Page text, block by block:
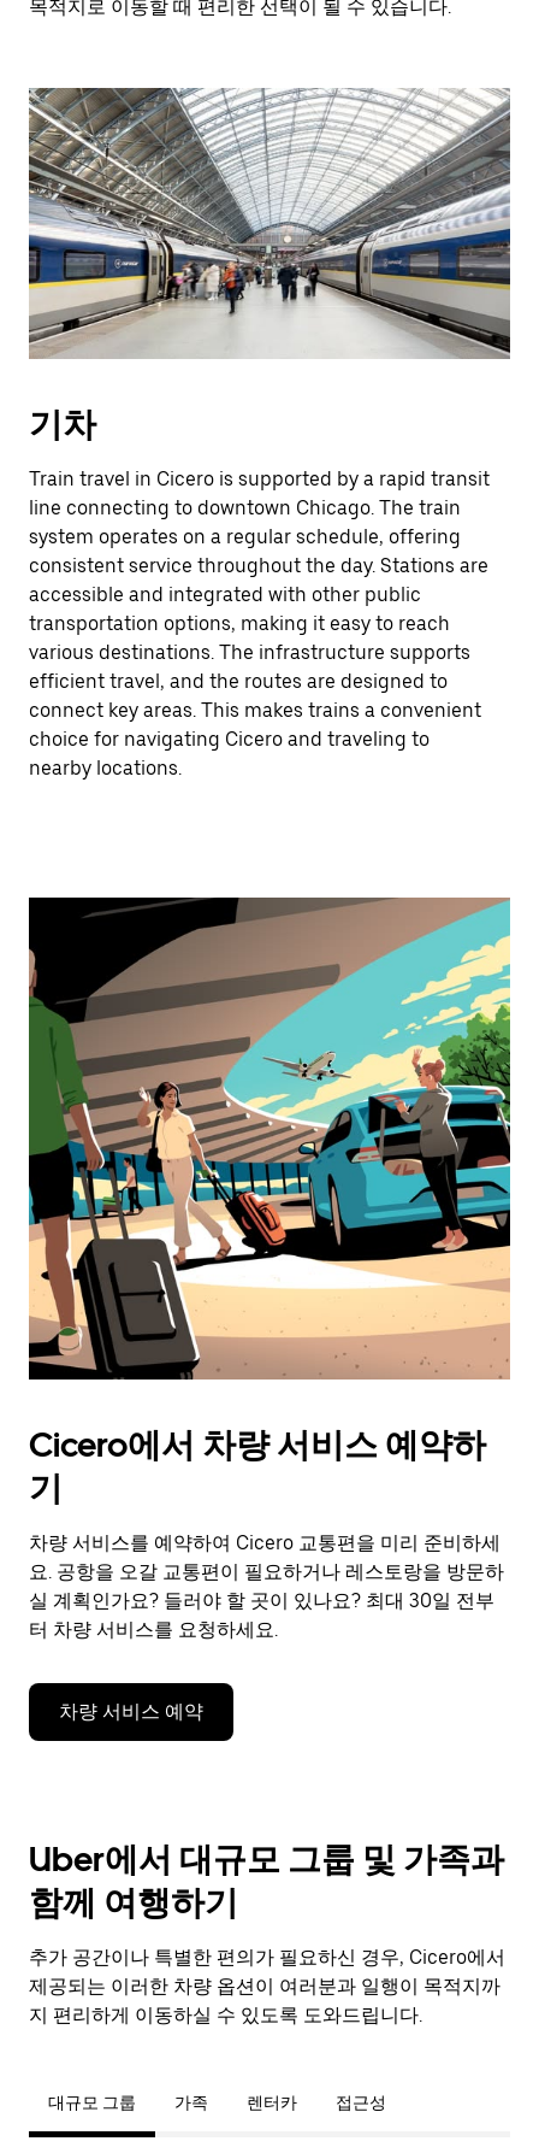
목적지로 이동할 때 편리한 선택이 될 수 있습니다.
기차
Train travel in Cicero is supported by a rapid transit
line connecting to downtown Chicago. The train
system operates on a regular schedule, offering
consistent service throughout the day. Stations are
accessible and integrated with other public
transportation options, making it easy to reach
various destinations. The infrastructure supports
efficient travel, and the routes are designed to
connect key areas. This makes trains a convenient
choice for navigating Cicero and traveling to
nearby locations.
Cicero에서 차량 서비스 예약하
기
차량 서비스를 예약하여 Cicero 교통편을 미리 준비하세
요. 공항을 오갈 교통편이 필요하거나 레스토랑을 방문하
실 계획인가요? 들러야 할 곳이 있나요? 최대 30일 전부
터 차량 서비스를 요청하세요.
차량 서비스 예약
Uber에서 대규모 그룹 및 가족과
함께 여행하기
추가 공간이나 특별한 편의가 필요하신 경우, Cicero에서
제공되는 이러한 차량 옵션이 여러분과 일행이 목적지까
지 편리하게 이동하실 수 있도록 도와드립니다.
대규모 그룹 가족 렌터카 접근성